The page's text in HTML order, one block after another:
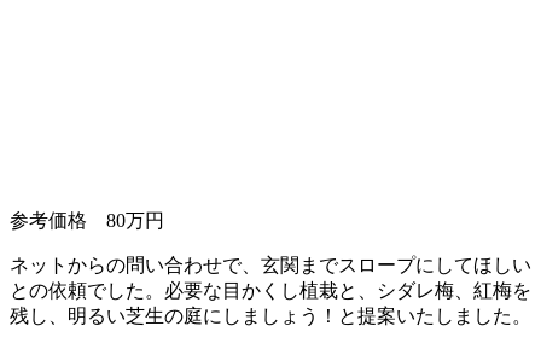
参考価格 80万円
ネットからの問い合わせで、玄関までスロープにしてほしい
との依頼でした。必要な目かくし植栽と、シダレ梅、紅梅を
残し、明るい芝生の庭にしましょう！と提案いたしました。